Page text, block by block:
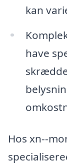
kan
have
Hos xn--